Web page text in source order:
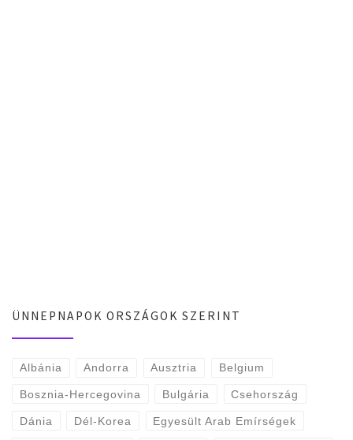
ÜNNEPNAPOK ORSZÁGOK SZERINT
Albánia Andorra Ausztria Belgium
Bosznia-Hercegovina Bulgária Csehország
Dánia Dél-Korea Egyesült Arab Emírségek